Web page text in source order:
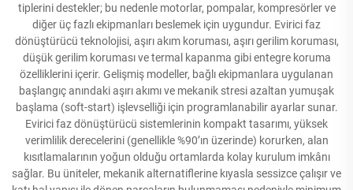
tiplerini destekler; bu nedenle motorlar, pompalar, kompresörler ve
diğer üç fazlı ekipmanları beslemek için uygundur. Evirici faz
dönüştürücü teknolojisi, aşırı akım koruması, aşırı gerilim koruması,
düşük gerilim koruması ve termal kapanma gibi entegre koruma
özelliklerini içerir. Gelişmiş modeller, bağlı ekipmanlara uygulanan
başlangıç anındaki aşırı akımı ve mekanik stresi azaltan yumuşak
başlama (soft-start) işlevselliği için programlanabilir ayarlar sunar.
Evirici faz dönüştürücü sistemlerinin kompakt tasarımı, yüksek
verimlilik derecelerini (genellikle %90’ın üzerinde) korurken, alan
kısıtlamalarının yoğun olduğu ortamlarda kolay kurulum imkânı
sağlar. Bu üniteler, mekanik alternatiflerine kıyasla sessizce çalışır ve